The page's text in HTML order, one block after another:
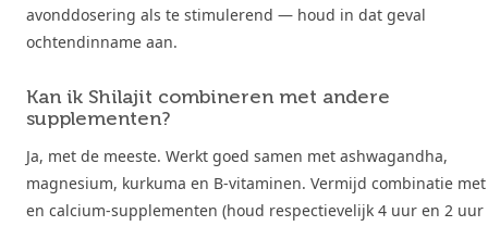
avonddosering als te stimulerend — houd in dat geval
ochtendinname aan.
Kan ik Shilajit combineren met andere
supplementen?
Ja, met de meeste. Werkt goed samen met ashwagandha,
magnesium, kurkuma en B-vitaminen. Vermijd combinatie
en calcium-supplementen (houd respectievelijk 4 uur en 2 uur